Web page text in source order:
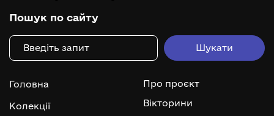
Пошук по сайту
Головна
Колекції
Про проєкт
Вікторини